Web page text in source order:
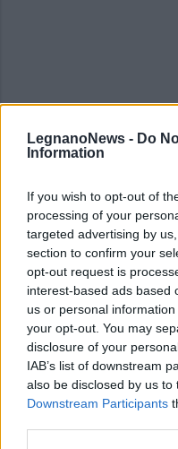
LegnanoNews - Do
Information
If you wish to opt-out of
processing of your
targeted advertising by
section to confirm your
opt-out request is
interest-based ads based
us or personal
your opt-out. You may
disclosure of your
IAB’s list of downstream
also be disclosed by us to
Downstream Participants